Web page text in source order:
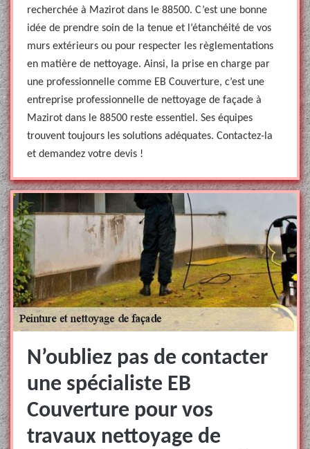
recherchée à Mazirot dans le 88500. C’est une bonne
idée de prendre soin de la tenue et l’étanchéité de vos
murs extérieurs ou pour respecter les règlementations
en matière de nettoyage. Ainsi, la prise en charge par
une professionnelle comme EB Couverture, c’est une
entreprise professionnelle de nettoyage de façade à
Mazirot dans le 88500 reste essentiel. Ses équipes
trouvent toujours les solutions adéquates. Contactez-la
et demandez votre devis !
N’oubliez pas de contacter
une spécialiste EB
Couverture pour vos
travaux nettoyage de